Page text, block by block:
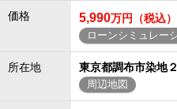
価格 5,990万円（税込）
ローンシミュレー
所在地 東京都調布市染地
周辺地図